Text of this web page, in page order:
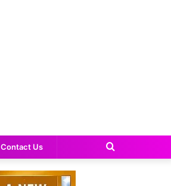
Contact Us
Search